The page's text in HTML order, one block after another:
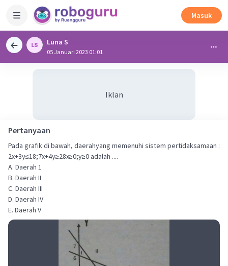
Masuk
Luna S
05 Januari 2023 01:01
Iklan
Pertanyaan
Pada grafik di bawah, daerahyang memenuhi sistem pertidaksamaan :
2x+3y≤18;7x+4y≥28x≥0;y≥0 adalah ....
A. Daerah 1
B. Daerah II
C. Daerah III
D. Daerah IV
E. Daerah V